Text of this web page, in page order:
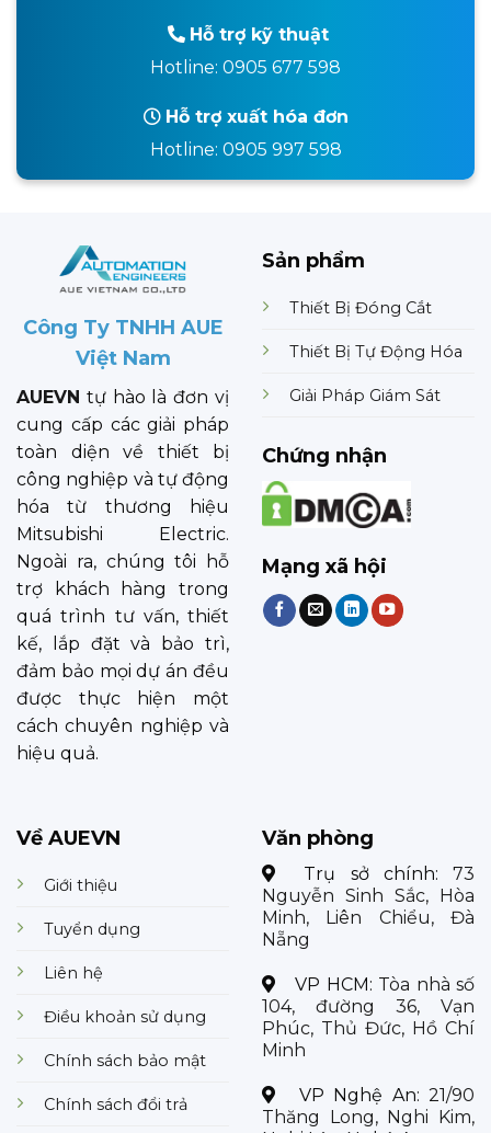
Hỗ trợ kỹ thuật
Hotline: 0905 677 598
Hỗ trợ xuất hóa đơn
Hotline: 0905 997 598
Công Ty TNHH AUE
Việt Nam
AUEVN tự hào là đơn vị
cung cấp các giải pháp
toàn diện về thiết bị
công nghiệp và tự động
hóa từ thương hiệu
Mitsubishi Electric.
Ngoài ra, chúng tôi hỗ
trợ khách hàng trong
quá trình tư vấn, thiết
kế, lắp đặt và bảo trì,
đảm bảo mọi dự án đều
được thực hiện một
cách chuyên nghiệp và
hiệu quả.
Sản phẩm
Thiết Bị Đóng Cắt
Thiết Bị Tự Động Hóa
Giải Pháp Giám Sát
Chứng nhận
Mạng xã hội
Về AUEVN
Giới thiệu
Tuyển dụng
Liên hệ
Điều khoản sử dụng
Chính sách bảo mật
Chính sách đổi trả
Văn phòng
Trụ sở chính: 73
Nguyễn Sinh Sắc, Hòa
Minh, Liên Chiểu, Đà
Nẵng
VP HCM: Tòa nhà số
104, đường 36, Vạn
Phúc, Thủ Đức, Hồ Chí
Minh
VP Nghệ An: 21/90
Thăng Long, Nghi Kim,